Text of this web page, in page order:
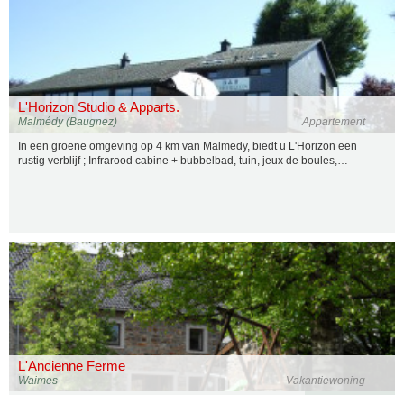
L'Horizon Studio & Apparts.
Appartement
Malmédy (Baugnez)
In een groene omgeving op 4 km van Malmedy, biedt u L'Horizon een
rustig verblijf ; Infrarood cabine + bubbelbad, tuin, jeux de boules,…
L'Ancienne Ferme
Vakantiewoning
Waimes